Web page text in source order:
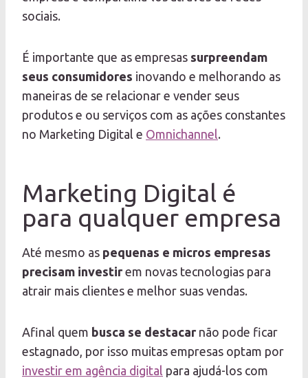
sociais.
É importante que as empresas surpreendam
seus consumidores inovando e melhorando as
maneiras de se relacionar e vender seus
produtos e ou serviços com as ações constantes
no Marketing Digital e Omnichannel.
Marketing Digital é
para qualquer empresa
Até mesmo as pequenas e micros empresas
precisam investir em novas tecnologias para
atrair mais clientes e melhor suas vendas.
Afinal quem busca se destacar não pode ficar
estagnado, por isso muitas empresas optam por
investir em agência digital para ajudá-los com